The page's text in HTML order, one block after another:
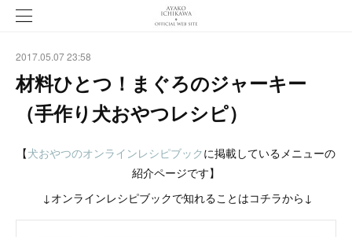
2017.05.07 23:58
材料ひとつ！まぐろのジャーキー
（手作り犬おやつレシピ）
【犬おやつのオンラインレシピブックに掲載しているメニューの
紹介ページです】
↓オンラインレシピブックで知れることはコチラから↓